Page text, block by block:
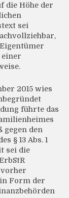
die Höhe der
sei
einer
2015 wies
führte das
gegen den
§ 13 Abs. 1
sei die
vorher
Form der